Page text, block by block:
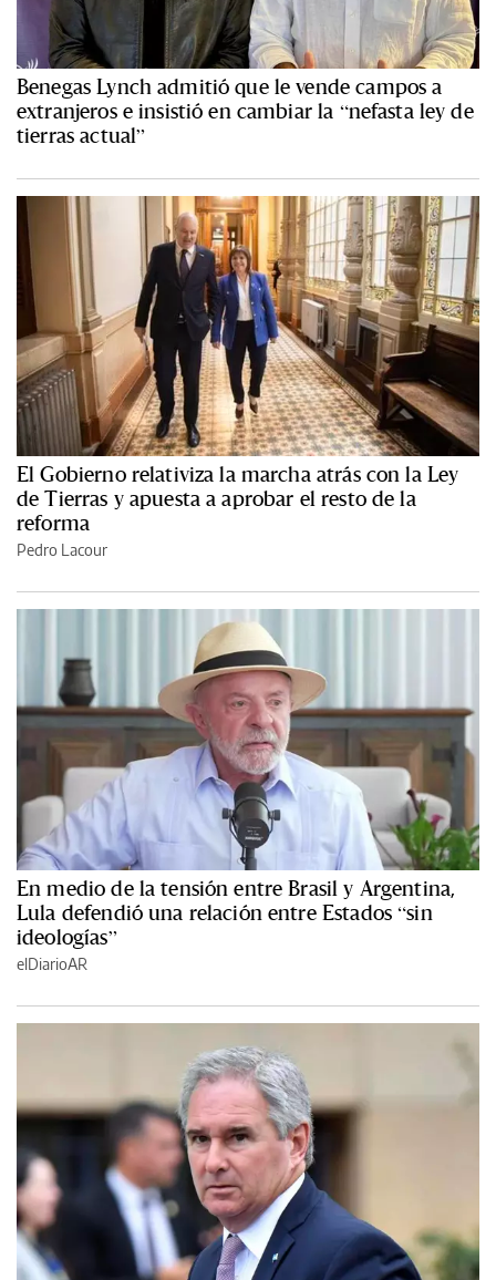
Benegas Lynch admitió que le vende campos a
extranjeros e insistió en cambiar la “nefasta ley de
tierras actual”
El Gobierno relativiza la marcha atrás con la Ley
de Tierras y apuesta a aprobar el resto de la
reforma
Pedro Lacour
En medio de la tensión entre Brasil y Argentina,
Lula defendió una relación entre Estados “sin
ideologías”
elDiarioAR